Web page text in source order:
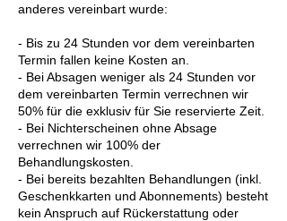
anderes vereinbart wurde:
- Bis zu 24 Stunden vor dem vereinbarten
Termin fallen keine Kosten an.
- Bei Absagen weniger als 24 Stunden vor
dem vereinbarten Termin verrechnen wir
50% für die exklusiv für Sie reservierte Zeit.
- Bei Nichterscheinen ohne Absage
verrechnen wir 100% der
Behandlungskosten.
- Bei bereits bezahlten Behandlungen (inkl.
Geschenkkarten und Abonnements) besteht
kein Anspruch auf Rückerstattung oder